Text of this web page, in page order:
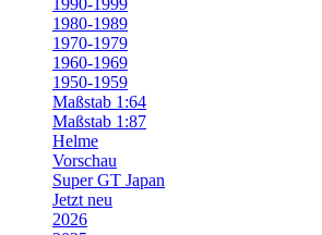
1990-1999
1980-1989
1970-1979
1960-1969
1950-1959
Maßstab 1:64
Maßstab 1:87
Helme
Vorschau
Super GT Japan
Jetzt neu
2026